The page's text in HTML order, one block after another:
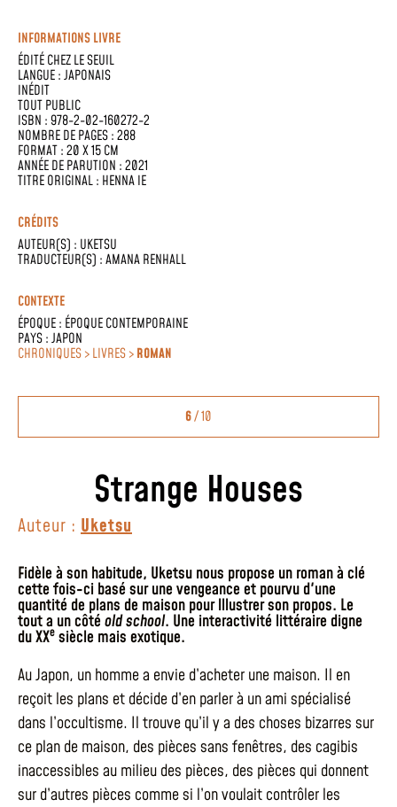
INFORMATIONS LIVRE
ÉDITÉ CHEZLE SEUIL
LANGUE :JAPONAIS
INÉDIT
TOUT PUBLIC
ISBN : 978-2-02-160272-2
NOMBRE DE PAGES : 288
FORMAT : 20 X 15 CM
ANNÉE DE PARUTION : 2021
TITRE ORIGINAL : HENNA IE
CRÉDITS
AUTEUR(S) : UKETSU
TRADUCTEUR(S) :AMANA RENHALL
CONTEXTE
ÉPOQUE : ÉPOQUE CONTEMPORAINE
PAYS :JAPON
CHRONIQUES > LIVRES >ROMAN
6/ 10
Strange Houses
Auteur : Uketsu
Fidèle à son habitude, Uketsu nous propose un roman à clé
cette fois-ci basé sur une vengeance et pourvu d'une
quantité de plans de maison pour lllustrer son propos. Le
tout a un côtéold school. Une interactivité littéraire digne
du XXe siècle mais exotique.
Au Japon, un homme a envie d’acheter une maison. Il en
reçoit les plans et décide d’en parler à un ami spécialisé
dans l’occultisme. Il trouve qu’il y a des choses bizarres sur
ce plan de maison, des pièces sans fenêtres, des cagibis
inaccessibles au milieu des pièces, des pièces qui donnent
sur d’autres pièces comme si l’on voulait contrôler les